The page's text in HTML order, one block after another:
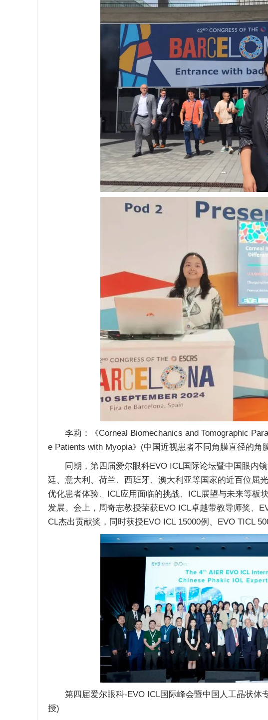
李莉：《Corneal Biomechanics and Tomographic
e Patients with Myopia》(中国近视患者不同角膜直径的角
同期，第四届爱尔眼科EVO ICL国际论坛暨中国眼内镜
廷、意大利、荷兰、西班牙、澳大利亚等国家的近百位屈
优化患者体验、ICL应用面临的挑战、ICL展望与未来等板
发展。会上，周奇志教授荣获EVO ICL卓越带教导师奖、
CL杰出贡献奖，同时获授EVO ICL 15000例、EVO TICL
第四届爱尔眼科-EVO ICL国际峰会暨中国人工晶状体
授)